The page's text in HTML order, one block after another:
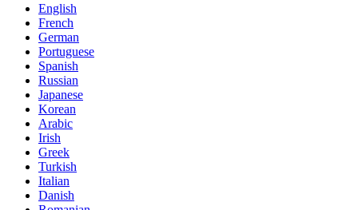
English
French
German
Portuguese
Spanish
Russian
Japanese
Korean
Arabic
Irish
Greek
Turkish
Italian
Danish